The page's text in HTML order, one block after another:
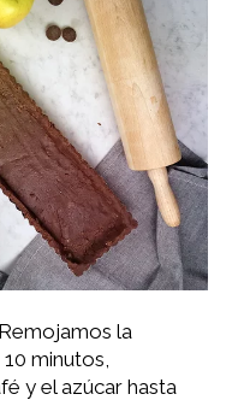
la
minutos,
y el azúcar hasta